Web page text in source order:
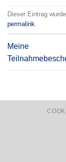
Dieser Eintrag
permalink.
Meine